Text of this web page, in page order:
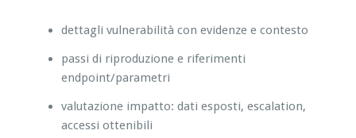
dettagli vulnerabilità con evidenze e contesto
passi di riproduzione e riferimenti
endpoint/parametri
valutazione impatto: dati esposti, escalation,
accessi ottenibili